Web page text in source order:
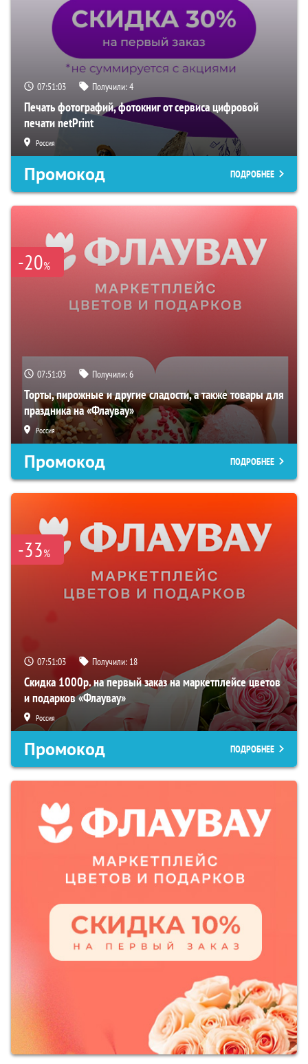
07:51:02 Получили:4
Печать фотографий, фотокниг от сервиса цифровой
печати netPrint
Россия
Промокод ПОДРОБНЕЕ
-20%
07:51:02 Получили:6
Торты, пирожные и другие сладости, а также товары для
праздника на «Флаувау»
Россия
Промокод ПОДРОБНЕЕ
-33%
07:51:02 Получили: 18
Скидка 1000р. на первый заказ на маркетплейсе цветов
и подарков «Флаувау»
Россия
Промокод ПОДРОБНЕЕ